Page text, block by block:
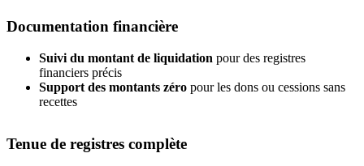
Documentation financière
Suivi du montant de liquidation pour des registres
financiers précis
Support des montants zéro pour les dons ou cessions sans
recettes
Tenue de registres complète